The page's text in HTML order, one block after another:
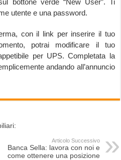
bottone verde “New User”. Ti
utente e una password.
con il link per inserire il tuo
potrai modificare il tuo
per UPS. Completata la
andando all’annuncio
Articolo Successivo
Banca Sella: lavora con noi e
come ottenere una posizione